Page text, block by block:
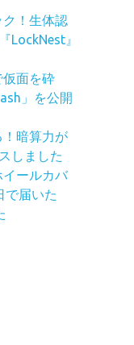
ク！生体認
LockNest』
仮面を砕
」を公開
！暗算力が
しました
イールカバ
で届いた